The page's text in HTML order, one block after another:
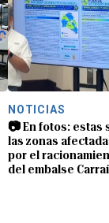
NOTICIAS
📷 En fotos: estas
las zonas
por el
del embalse